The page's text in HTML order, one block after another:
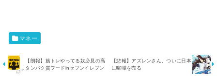
マネー
【朗報】筋トレやってる奴必見の高
タンパク質フードinセブンイレブン
【悲報】アズレンさん、ついに日本
に喧嘩を売る